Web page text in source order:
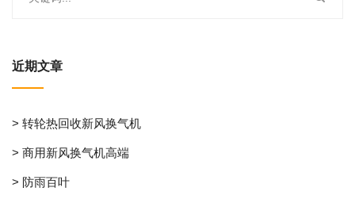
近期文章
> 转轮热回收新风换气机
> 商用新风换气机高端
> 防雨百叶